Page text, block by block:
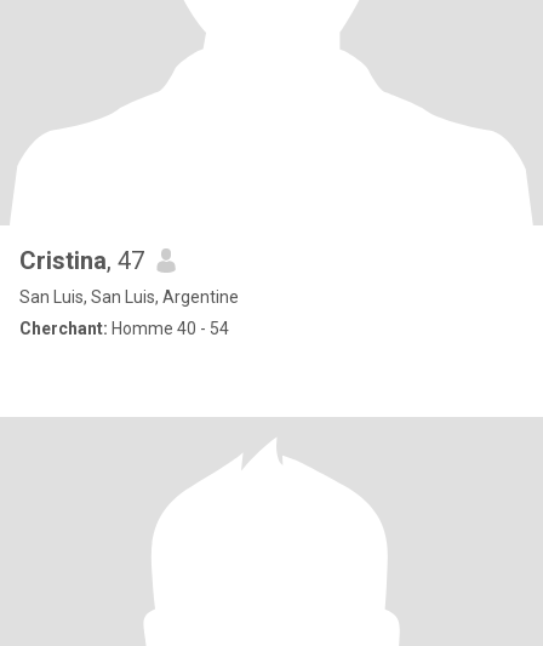
Cristina, 47
San Luis, San Luis, Argentine
Cherchant: Homme 40 - 54